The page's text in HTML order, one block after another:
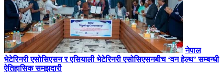
नेपाल
भेटेरिनरी एसोसिएसन र एसियाली भेटेरिनरी एसोसिएसनबीच ‘वन हेल्थ’ सम्बन्धी
ऐतिहासिक समझदारी